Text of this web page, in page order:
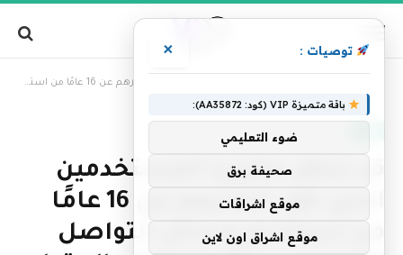
قد تحظر ماليزيا المستخدمين الذين تقل أعمارهم عن 16 عامًا من استخدام وسائل التواصل الاجتماعي بدءًا من العام المقبل
قد تحظر ماليزيا المستخدمين
الذين تقل أعمارهم عن 16 عامًا
من استخدام وسائل التواصل
توصيات : ×
باقة متميزة VIP (كود: AA35872):
ضوء التعليمي
صحيفة برق
موقع اشراقات
موقع اشراق اون لاين